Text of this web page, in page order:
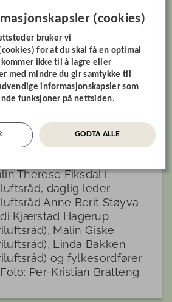
Geir Stenseth, daglig
i Friluftsrådet
Therese Fiksdal i
daglig leder
Anne Berit Støyva
Kjærstad Hagerup
Malin Giske
Linda Bakken
og fylkesordfører
Per-Kristian Bratteng.
(cookies)
bruker vi
for at du skal få en optimal
ikke til å lagre eller
med mindre du gir samtykke til
informasjonskapsler som
funksjoner på nettsiden.
GODTA ALLE